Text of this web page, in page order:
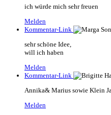
ich würde mich sehr freuen
Melden
Kommentar-Link
sehr schöne Idee,
will ich haben
Melden
Kommentar-Link
Annika& Marius sowie Klein
Melden